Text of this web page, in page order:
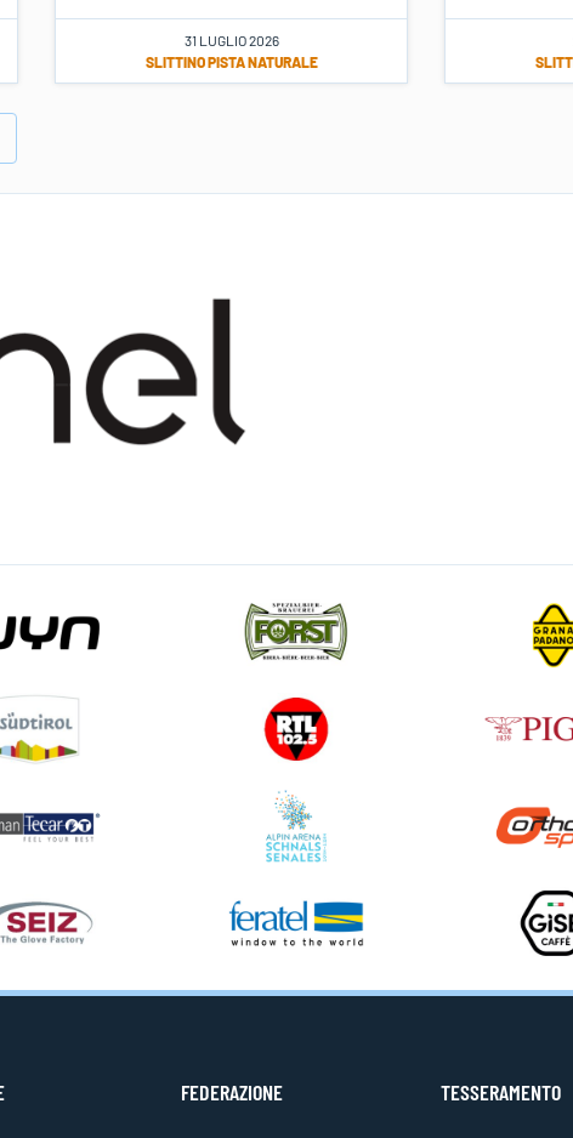
31 LUGLIO 2026
SLITTINO PISTA NATURALE
FEDERAZIONE TESSERAMENTO